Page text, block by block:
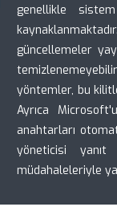
genellikle
güncellemeler
yöntemler, bu
Ayrıca
anahtarları
yöneticisi
müdahaleleriyle